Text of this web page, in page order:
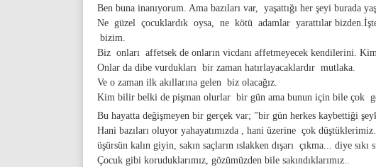
Ben buna inanıyorum. Ama bazıları var, yaşattığı her şeyi burada
Ne güzel çocuklardık oysa, ne kötü adamlar yarattılar
bizim.
Biz onları affetsek de onların vicdanı affetmeyecek kendilerini.
Onlar da dibe vurdukları bir zaman hatırlayacaklardır mutlaka.
Ve o zaman ilk akıllarına gelen biz olacağız.
Kim bilir belki de pişman olurlar bir gün ama bunun için bile çok
Bu hayatta değişmeyen bir gerçek var; "bir gün herkes kaybettiği
Hani bazıları oluyor yahayatımızda , hani üzerine çok
üşürsün kalın giyin, sakın saçların ıslakken dışarı çıkma... diye
Çocuk gibi koruduklarımız, gözümüzden bile sakındıklarımız..